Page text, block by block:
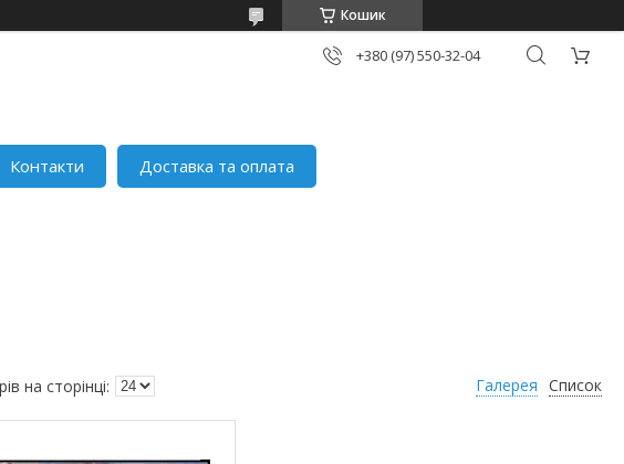
Кошик
+380 (97) 550-32-04
Контакти Доставка та оплата
Галерея Список